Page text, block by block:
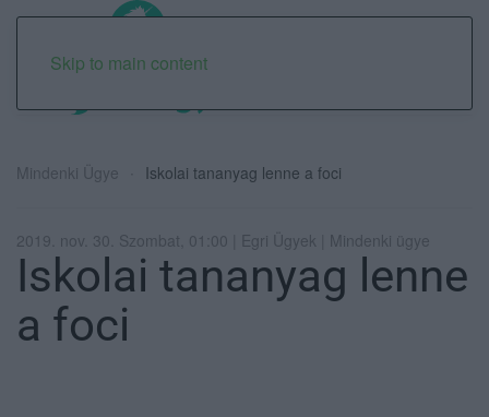
Skip to main content
Mindenki Ügye Iskolai tananyag lenne a foci
2019. nov. 30. Szombat, 01:00 | Egri Ügyek | Mindenki ügye
Iskolai tananyag lenne
a foci